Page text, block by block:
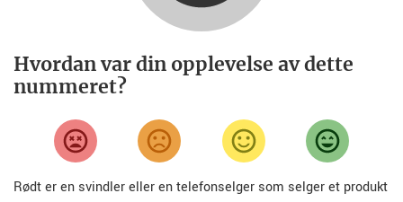
Hvordan var din opplevelse av dette
nummeret?
Rødt er en svindler eller en telefonselger som selger et produkt